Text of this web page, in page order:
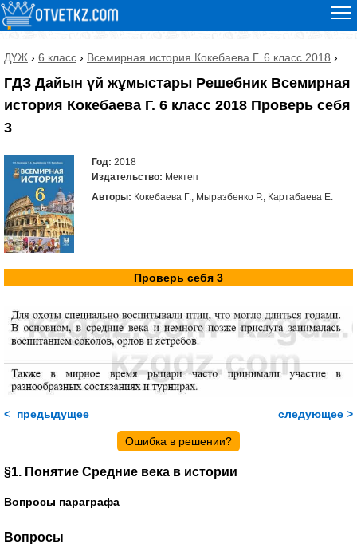
ДҮЖ › 6 класс › Всемирная история Кокебаева Г. 6 класс 2018 ›
ГДЗ Дайын үй жұмыстары Решебник Всемирная
история Кокебаева Г. 6 класс 2018 Проверь себя
3
Год: 2018
Издательство: Мектеп
Авторы: Кокебаева Г., Мыразбенко Р., Картабаева Е.
Проверь себя 3
< предыдущее следующее >
Ошибка в решении?
§1. Понятие Средние века в истории
Вопросы параграфа
Вопросы